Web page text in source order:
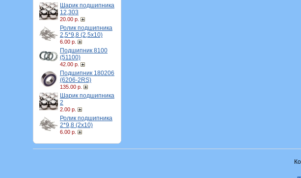
Шарик подшипника
12,303
20.00 р.
Ролик подшипника
2,5*9,8 (2,5х10)
6.00 р.
Подшипник 8100
(51100)
42.00 р.
Подшипник 180206
(6206-2RS)
135.00 р.
Шарик подшипника
2
2.00 р.
Ролик подшипника
2*9,8 (2х10)
6.00 р.